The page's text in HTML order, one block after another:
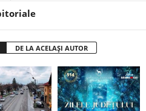
DE LA ACELAȘI AUTOR